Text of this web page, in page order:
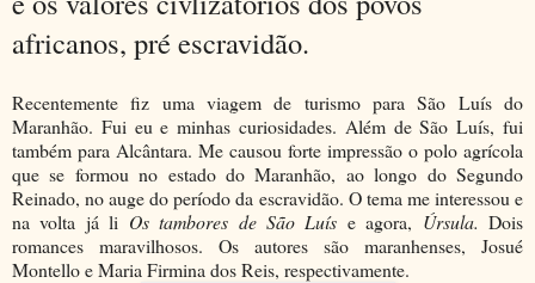
africanos, pré escravidão.
Recentemente fiz uma viagem de turismo para São Luís do
Maranhão. Fui eu e minhas curiosidades. Além de São Luís, fui
também para Alcântara. Me causou forte impressão o polo agrícola
que se formou no estado do Maranhão, ao longo do Segundo
Reinado, no auge do período da escravidão. O tema me interessou e
na volta já li Os tambores de São Luís e agora, Úrsula.Dois
romances
maravilhosos. Os autores são maranhenses, Josué
Montello e Maria Firmina dos Reis, respectivamente.